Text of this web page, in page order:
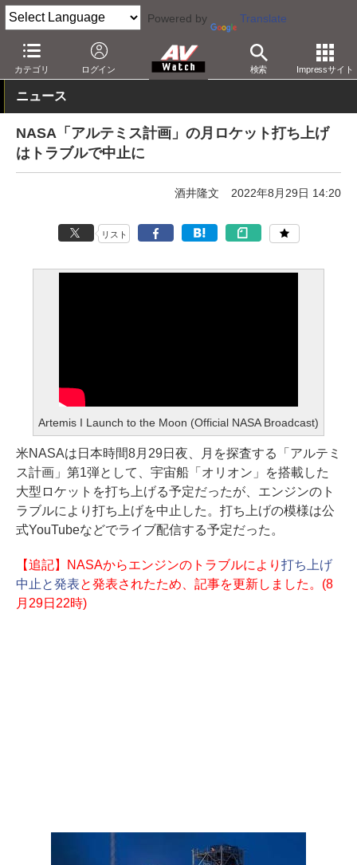
Powered by Translate
カテゴリ ログイン 検索 Impressサイト
AV Watch コンテンツ・サービス 映像配信 YouTube
ニュース
NASA「アルテミス計画」の月ロケット打ち上げ
はトラブルで中止に
酒井隆文 2022年8月29日 14:20
リスト
Artemis I Launch to the Moon (Official NASA Broadcast)
米NASAは日本時間8月29日夜、月を探査する「アルテミ
ス計画」第1弾として、宇宙船「オリオン」を搭載した
大型ロケットを打ち上げる予定だったが、エンジンのト
ラブルにより打ち上げを中止した。打ち上げの模様は公
式YouTubeなどでライブ配信する予定だった。
【追記】NASAからエンジンのトラブルにより 打ち上げ
中止と発表と発表されたため、記事を更新しました。(8
月29日22時)